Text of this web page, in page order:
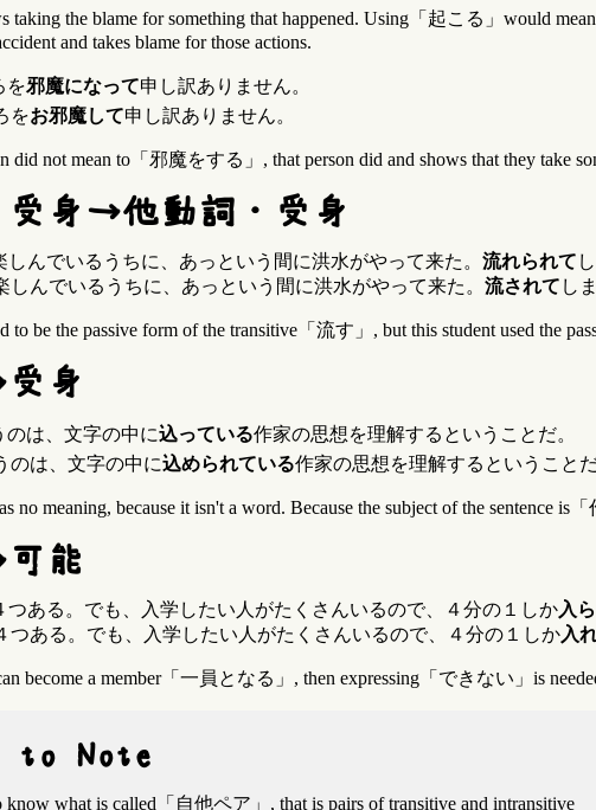
taking the blame for something that happened. Using「起こる」would
and takes blame for those actions.
を邪魔になって申し訳ありません。
をお邪魔して申し訳ありません。
did not mean to「邪魔をする」, that person did and shows that they take
受身→他動詞・受身
しんでいるうちに、あっという間に洪水がやって来た。 流れられて
しんでいるうちに、あっという間に洪水がやって来た。 流されて し
to be the passive form of the transitive「流す」, but this student used the
身
のは、文字の中に込っている作家の思想を理解するということだ。
のは、文字の中に込められている作家の思想を理解するということだ
no meaning, because it isn't a word. Because the subject of the sentence
能
つある。でも、入学したい人がたくさんいるので、４分の１しか入
つある。でも、入学したい人がたくさんいるので、４分の１しか入
become a member「一員となる」, then expressing「できない」is
to Note
know what is called「自他ペア」, that is pairs of transitive and intransitive